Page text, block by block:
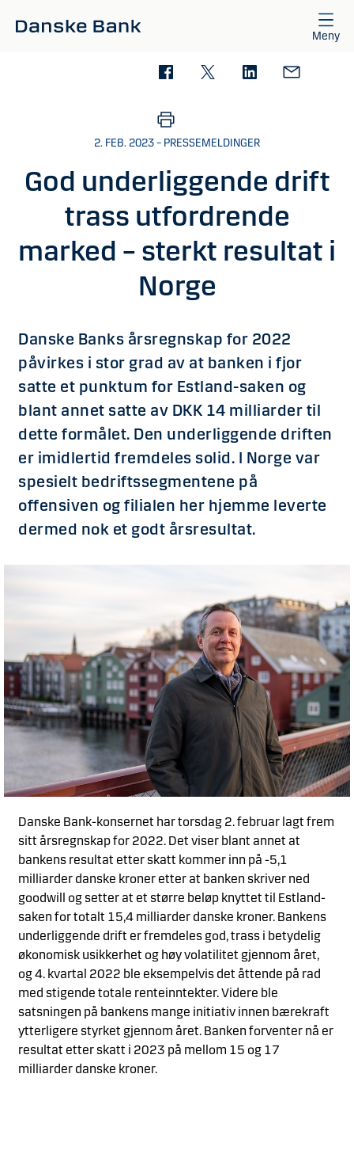
Meny
2. FEB. 2023 – PRESSEMELDINGER
God underliggende drift
trass utfordrende
marked – sterkt resultat i
Norge
Danske Banks årsregnskap for 2022
påvirkes i stor grad av at banken i fjor
satte et punktum for Estland-saken og
blant annet satte av DKK 14 milliarder til
dette formålet. Den underliggende driften
er imidlertid fremdeles solid. I Norge var
spesielt bedriftssegmentene på
offensiven og filialen her hjemme leverte
dermed nok et godt årsresultat.
Danske Bank-konsernet har torsdag 2. februar lagt frem
sitt årsregnskap for 2022. Det viser blant annet at
bankens resultat etter skatt kommer inn på -5,1
milliarder danske kroner etter at banken skriver ned
goodwill og setter at et større beløp knyttet til Estland-
saken for totalt 15,4 milliarder danske kroner. Bankens
underliggende drift er fremdeles god, trass i betydelig
økonomisk usikkerhet og høy volatilitet gjennom året,
og 4. kvartal 2022 ble eksempelvis det åttende på rad
med stigende totale renteinntekter. Videre ble
satsningen på bankens mange initiativ innen bærekraft
ytterligere styrket gjennom året. Banken forventer nå er
resultat etter skatt i 2023 på mellom 15 og 17
milliarder danske kroner.